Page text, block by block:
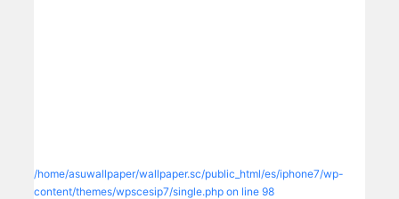
/home/asuwallpaper/wallpaper.sc/public_html/es/iphone7/wp-
content/themes/wpscesip7/single.php on line 98